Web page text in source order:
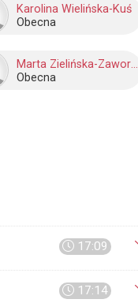
Karolina Wielińska-Kuś
Obecna
Marta Zielińska-Zaworska
Obecna
17:09
17:14